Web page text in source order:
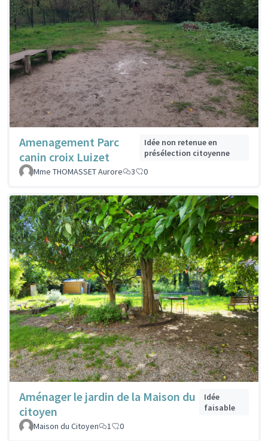
Amenagement Parc
canin croix Luizet
Idée non retenue en
présélection citoyenne
Mme THOMASSET Aurore
3 0
Aménager le jardin de la Maison du
citoyen
Idée
faisable
Maison du Citoyen
1 0